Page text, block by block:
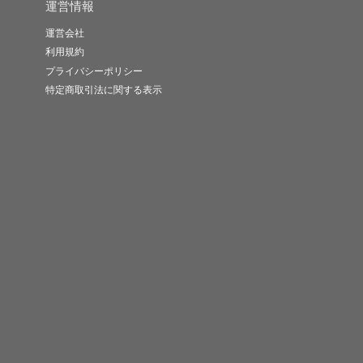
運営情報
運営会社
利用規約
プライバシーポリシー
特定商取引法に関する表示